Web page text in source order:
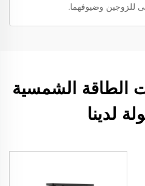
للزوجين وضيوفهما.
الطاقة الشمسية
لدينا